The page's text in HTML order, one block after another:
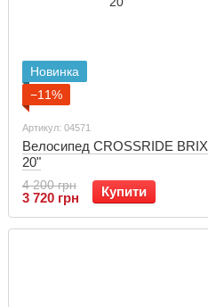
Новинка
−11%
Артикул: 04571
Велосипед CROSSRIDE BRIX
20"
4 200 грн
3 720 грн Купити